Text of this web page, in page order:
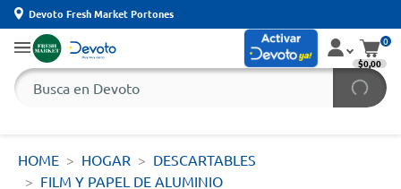
Devoto Fresh Market Portones
0
$0,00
HOME HOGAR
DESCARTABLES
FILM Y PAPEL DE ALUMINIO